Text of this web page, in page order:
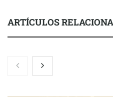
ARTÍCULOS
El 82% de empresas
disponible: 100.000€ para